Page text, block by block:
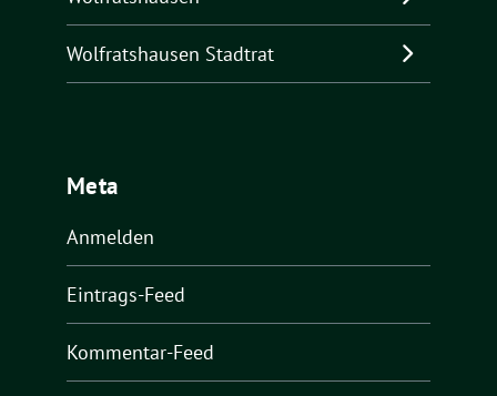
Wolfratshausen Stadtrat
Meta
Anmelden
Eintrags-Feed
Kommentar-Feed